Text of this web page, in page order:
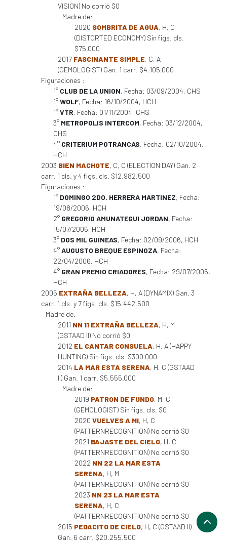
VISION) No corrió $0
Madre de:
2020 SOMBRITA DE AGUA, H, C
(DISTORTED ECONOMY) Sin figs. cls.
$75.000
2017 FASCINANTE SIMPLE, C, A
(GEMOLOGIST) Gan. 1 carr. $4.105.000
Figuraciones :
1° CLUB DE LA UNION, Fecha: 03/09/2004, CHS
1°WOLF, Fecha: 16/10/2004, HCH
1°VTR, Fecha: 01/11/2004, CHS
3° METROPOLIS INTERCOM, Fecha: 03/12/2004,
CHS
4° CRITERIUM POTRANCAS, Fecha: 02/10/2004,
HCH
2003 BIEN MACHOTE, C, C (ELECTION DAY) Gan. 2
carr. 1 cls. y 4 figs. cls. $12.982.500
Figuraciones :
1° DOMINGO 2DO. HERRERA MARTINEZ, Fecha:
19/08/2006, HCH
2° GREGORIO AMUNATEGUI JORDAN, Fecha:
15/07/2006, HCH
3° DOS MIL GUINEAS, Fecha: 02/09/2006, HCH
4°AUGUSTO BREQUE ESPINOZA, Fecha:
22/04/2006, HCH
4° GRAN PREMIO CRIADORES, Fecha: 29/07/2006,
HCH
2005 EXTRAÑA BELLEZA, H, A (DYNAMIX) Gan. 3
carr. 1 cls. y 7 figs. cls. $15.442.500
Madre de:
2011 NN 11 EXTRAÑA BELLEZA, H, M
(GSTAAD II) No corrió $0
2012 EL CANTAR CONSUELA, H, A (HAPPY
HUNTING) Sin figs. cls. $300.000
2014 LA MAR ESTA SERENA, H, C (GSTAAD
II) Gan. 1 carr. $5.555.000
Madre de:
2019 PATRON DE FUNDO, M, C
(GEMOLOGIST) Sin figs. cls. $0
2020 VUELVES A MI, H, C
(PATTERNRECOGNITION) No corrió $0
2021 BAJASTE DEL CIELO, H, C
(PATTERNRECOGNITION) No corrió $0
2022 NN 22 LA MAR ESTA
SERENA, H, M
(PATTERNRECOGNITION) No corrió $0
2023 NN 23 LA MAR ESTA
SERENA, H, C
(PATTERNRECOGNITION) No corrió $0
2015 PEDACITO DE CIELO, H, C (GSTAAD II)
Gan. 6 carr. $20.255.500